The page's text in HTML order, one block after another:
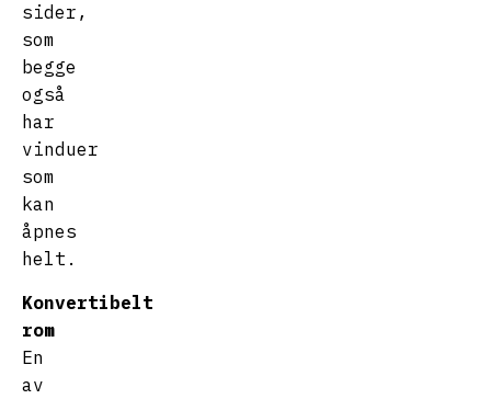
sider,
som
begge
også
har
vinduer
som
kan
åpnes
helt.
Konvertibelt
rom
En
av